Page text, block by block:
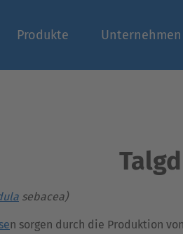
Produkte Unternehmen
sebacea)
n sorgen durch die Produktion von